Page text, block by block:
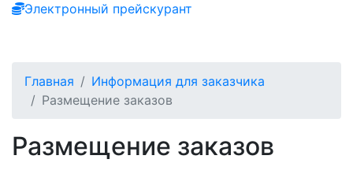
Электронный прейскурант
Главная
Информация для заказчика
Размещение заказов
Размещение заказов